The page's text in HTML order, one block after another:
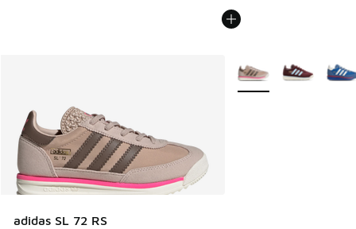
adidas SL 72 RS
Meer kleuren